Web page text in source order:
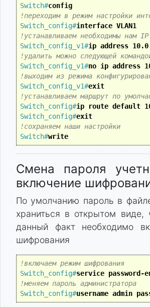
Switch#config
!переходим в режим настройки
Switch_config#interface VLAN1
!устанавливаем необходимы нам
Switch_config_v1#ip address
!удалить можно следующей
Switch_config_v1#no ip address
!выходим из режима
Switch_config_v1#exit
!устанавливаем маршрут по
Switch_config#ip route default
Switch_config#exit
!сохраняем наши настройки
Switch#write
Смена пароля
включение
По умолчанию пароль в
храниться в открытом виде,
данный факт необходимо
шифрования
!включаем режим шифрования
Switch_config#service password-
!меняем пароль администратора
Switch_config#username admin